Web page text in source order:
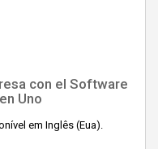
con el Software
Uno
em Inglês (Eua).